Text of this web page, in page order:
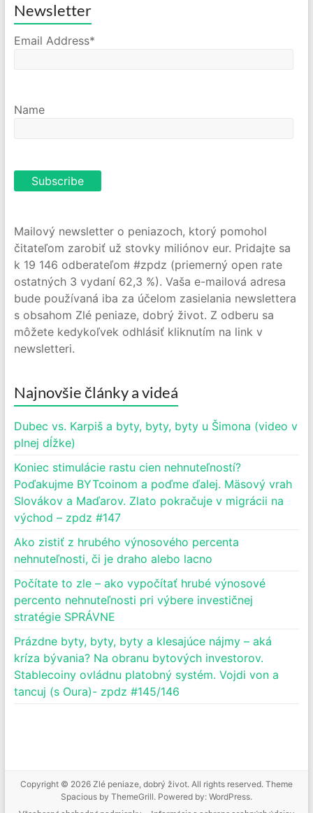
Newsletter
Email Address*
Name
Mailový newsletter o peniazoch, ktorý pomohol
čitateľom zarobiť už stovky miliónov eur. Pridajte sa
k 19 146 odberateľom #zpdz (priemerný open rate
ostatných 3 vydaní 62,3 %). Vaša e-mailová adresa
bude používaná iba za účelom zasielania newslettera
s obsahom Zlé peniaze, dobrý život. Z odberu sa
môžete kedykoľvek odhlásiť kliknutím na link v
newsletteri.
Najnovšie články a videá
Dubec vs. Karpiš a byty, byty, byty u Šimona (video v
plnej dĺžke)
Koniec stimulácie rastu cien nehnuteľností?
Poďakujme BYTcoinom a poďme ďalej. Mäsový vrah
Slovákov a Maďarov. Zlato pokračuje v migrácii na
východ – zpdz #147
Ako zistiť z hrubého výnosového percenta
nehnuteľnosti, či je draho alebo lacno
Počítate to zle – ako vypočítať hrubé výnosové
percento nehnuteľnosti pri výbere investičnej
stratégie SPRÁVNE
Prázdne byty, byty, byty a klesajúce nájmy – aká
kríza bývania? Na obranu bytových investorov.
Stablecoiny ovládnu platobný systém. Vojdi von a
tancuj (s Oura)- zpdz #145/146
Copyright © 2026 Zlé peniaze, dobrý život. All rights reserved. Theme
Spaciousby ThemeGrill. Powered by: WordPress.